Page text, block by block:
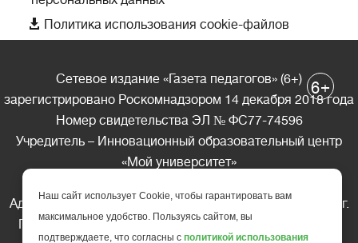
 Политика использования cookie-файлов
Сетевое издание «Газета педагогов» (6+)
зарегистрировано Роскомнадзором 14 декабря 2018 года
Номер свидетельства ЭЛ № ФС77-74596
Учредитель – Инновационный образовательный центр
«Мой университет»
Адрес редакции: 185035 Россия, Республика Карелия, г.
Петрозаводск, ул. Фридриха Энгельса д.10, офис 211
6+
Наш сайт использует Cookie, чтобы гарантировать вам
максимальное удобство. Пользуясь сайтом, вы
подтверждаете, что согласны с политикой использования